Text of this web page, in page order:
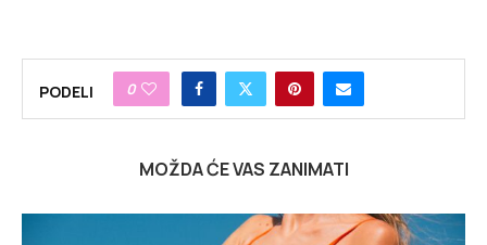
PODELI 0
MOŽDA ĆE VAS ZANIMATI